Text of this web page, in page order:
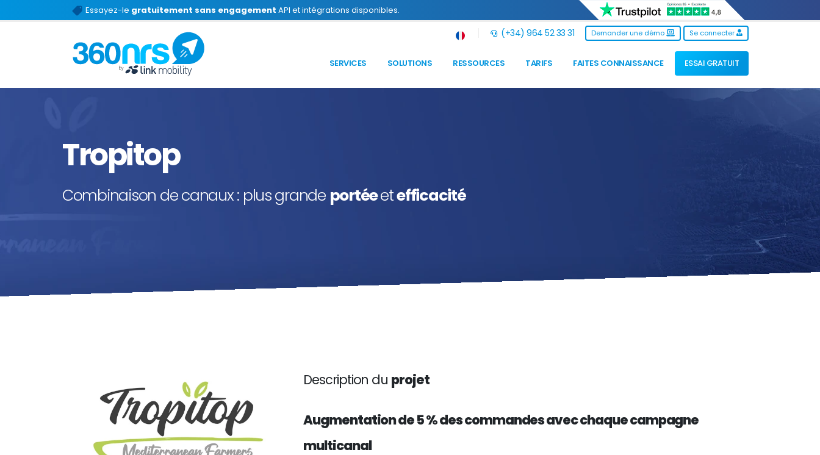
Essayez-le gratuitement sans engagement API et intégrations disponibles.
(+34) 964 52 33 31 Demander une démo Se connecter
SERVICES SOLUTIONS RESSOURCES TARIFS FAITES CONNAISSANCE ESSAI GRATUIT
Tropitop
Combinaison de canaux : plus grande portéeetefficacité
Description du projet
Augmentation de 5 % des commandes avec chaque campagne
multicanal